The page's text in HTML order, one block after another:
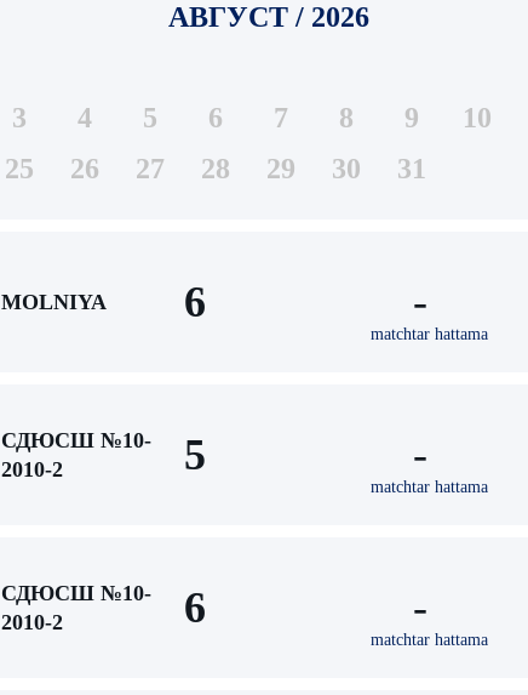
АВГУСТ / 2026
3 4 5 6 7 8 9 10
25 26 27 28 29 30 31
MOLNIYA 6 -
matchtar hattama
СДЮСШ №10-
2010-2
5 -
matchtar hattama
СДЮСШ №10-
2010-2
6 -
matchtar hattama